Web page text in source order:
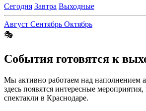
Сегодня Завтра Выходные
Август Сентябрь Октябрь
🎭
События готовятся к
Мы активно работаем над наполнением
здесь появятся интересные
спектакли в Краснодаре.